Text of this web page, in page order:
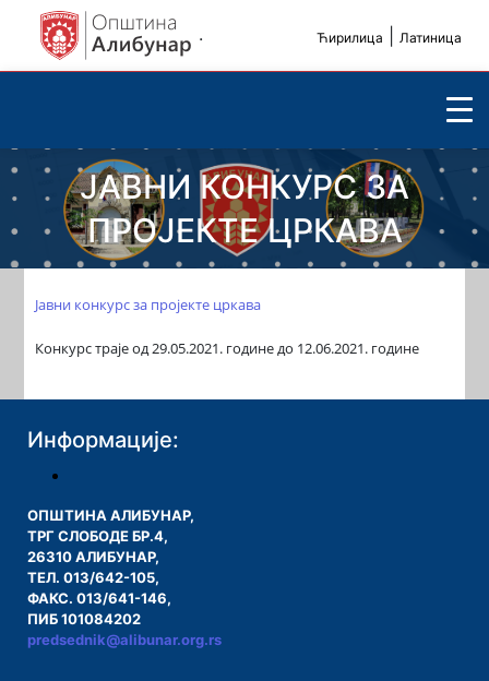
. Ћирилица Латиница
ЈАВНИ КОНКУРС ЗА
ПРОЈЕКТЕ ЦРКАВА
Јавни конкурс за пројекте цркава
Конкурс траје од 29.05.2021. године до 12.06.2021. године
Информације:
ОПШТИНА АЛИБУНАР,
ТРГ СЛОБОДЕ БР.4,
26310 АЛИБУНАР,
ТЕЛ. 013/642-105,
ФАКС. 013/641-146,
ПИБ 101084202
predsednik@alibunar.org.rs